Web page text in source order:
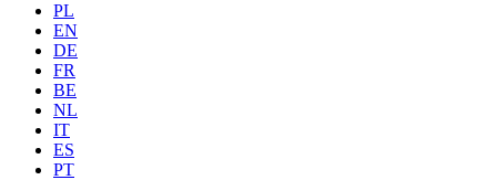
PL
EN
DE
FR
BE
NL
IT
ES
PT